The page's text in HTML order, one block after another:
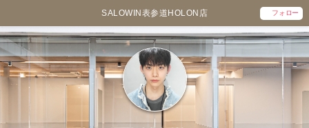
SALOWIN表参道HOLON店 フォロー